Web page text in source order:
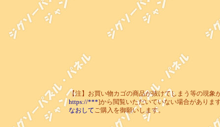
【注】お買い物カゴの商品が抜けてしまう等の現象
https://***]から閲覧いただいていない場合がありま
なおしてご購入を御願いします。